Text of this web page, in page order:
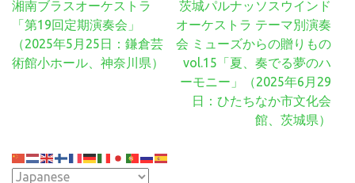
稿
ナ
ビ
ン
湘南ブラスオーケストラ
「第19回定期演奏会」
（2025年5月25日：鎌倉芸
術館小ホール、神奈川県）
茨城パルナッソスウインド
オーケストラ テーマ別演奏
会 ミューズからの贈りもの
vol.15「夏、奏でる夢のハ
ーモニー」（2025年6月29
日：ひたちなか市文化会
館、茨城県）